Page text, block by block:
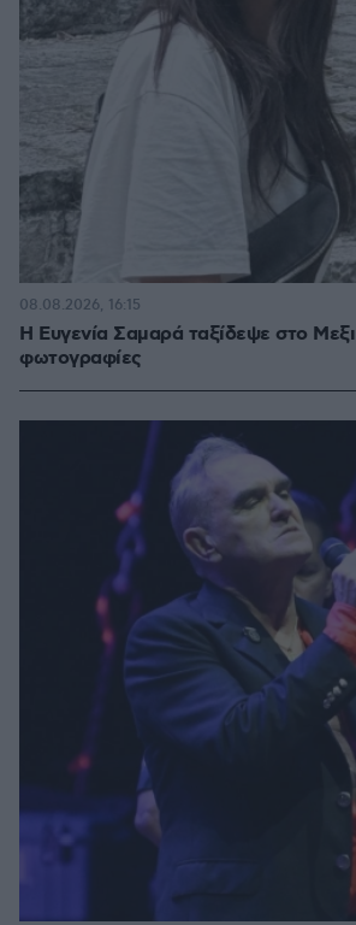
Η Ευγενία Σαμαρά ταξίδεψε στο
φωτογραφίες
08.08.2026, 16:15